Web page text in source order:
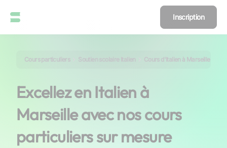
Inscription
Cours particuliers Soutien scolaire Italien Cours d'Italien à Marseille
Excellez en Italien à
Marseille avec nos cours
particuliers sur mesure